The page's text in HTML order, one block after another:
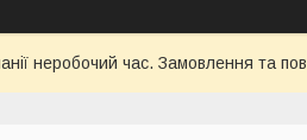
неробочий час. Замовлення та